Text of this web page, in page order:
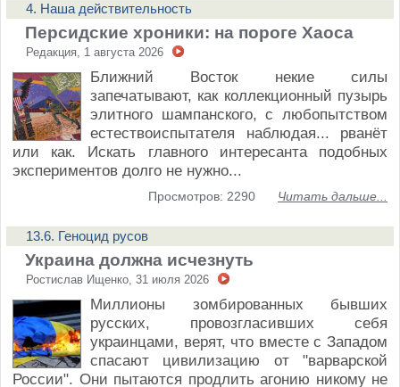
4. Наша действительность
Персидские хроники: на пороге Хаоса
Редакция, 1 августа 2026
Ближний Восток некие силы
запечатывают, как коллекционный пузырь
элитного шампанского, с любопытством
естествоиспытателя наблюдая... рванёт
или как. Искать главного интересанта подобных
экспериментов долго не нужно...
Читать дальше...
Просмотров: 2290
13.6. Геноцид русов
Украина должна исчезнуть
Ростислав Ищенко, 31 июля 2026
Миллионы зомбированных бывших
русских, провозгласивших себя
украинцами, верят, что вместе с Западом
спасают цивилизацию от "варварской
России". Они пытаются продлить агонию никому не